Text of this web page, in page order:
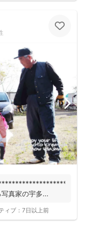
真家の宇多...
ィブ： 7日以上前